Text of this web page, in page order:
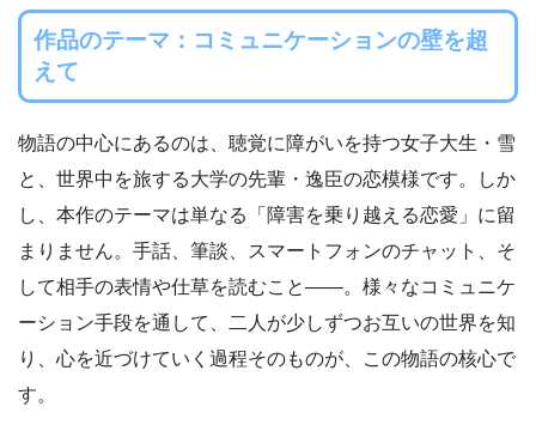
作品のテーマ：コミュニケーションの壁を超
えて
物語の中心にあるのは、聴覚に障がいを持つ女子大生・雪
と、世界中を旅する大学の先輩・逸臣の恋模様です。しか
し、本作のテーマは単なる「障害を乗り越える恋愛」に留
まりません。手話、筆談、スマートフォンのチャット、そ
して相手の表情や仕草を読むこと――。様々なコミュニケ
ーション手段を通して、二人が少しずつお互いの世界を知
り、心を近づけていく過程そのものが、この物語の核心で
す。